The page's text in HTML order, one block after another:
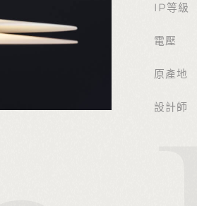
IP等級
電壓
原產地
設計師